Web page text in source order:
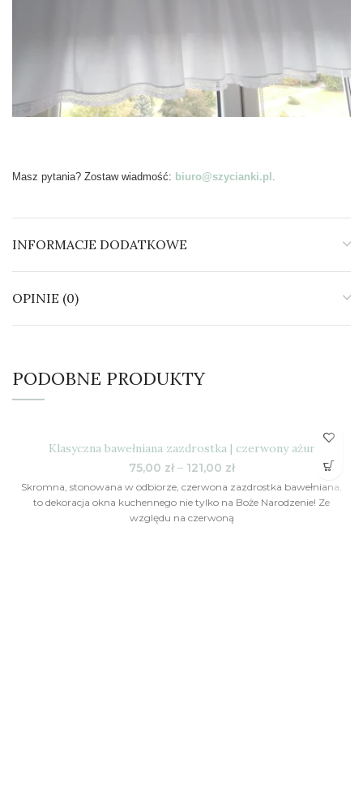
Masz pytania? Zostaw wiadmość: biuro@szycianki.pl .
INFORMACJE DODATKOWE
OPINIE (0)
PODOBNE PRODUKTY
Klasyczna bawełniana zazdrostka | czerwony ażur
75,00 zł – 121,00 złZakres
cen:
od
Skromna, stonowana w odbiorze, czerwona zazdrostka bawełniana,
to dekoracja okna kuchennego nie tylko na Boże Narodzenie! Ze
względu na czerwoną